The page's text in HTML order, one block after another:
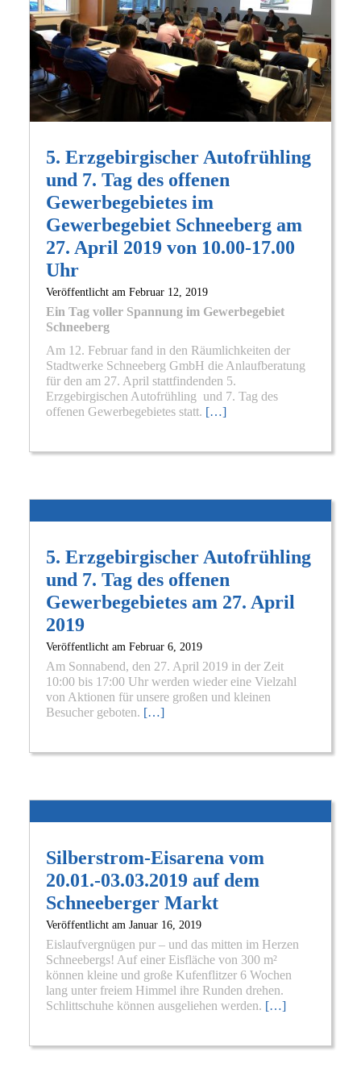
5. Erzgebirgischer Autofrühling
und 7. Tag des offenen
Gewerbegebietes im
Gewerbegebiet Schneeberg am
27. April 2019 von 10.00-17.00
Uhr
Veröffentlicht am Februar 12, 2019
Ein Tag voller Spannung im Gewerbegebiet
Schneeberg
Am 12. Februar fand in den Räumlichkeiten der
Stadtwerke Schneeberg GmbH die Anlaufberatung
für den am 27. April stattfindenden 5.
Erzgebirgischen Autofrühling und 7. Tag des
offenen Gewerbegebietes statt. […]
5. Erzgebirgischer Autofrühling
und 7. Tag des offenen
Gewerbegebietes am 27. April
2019
Veröffentlicht am Februar 6, 2019
Am Sonnabend, den 27. April 2019 in der Zeit
10:00 bis 17:00 Uhr werden wieder eine Vielzahl
von Aktionen für unsere großen und kleinen
Besucher geboten. […]
Silberstrom-Eisarena vom
20.01.-03.03.2019 auf dem
Schneeberger Markt
Veröffentlicht am Januar 16, 2019
Eislaufvergnügen pur – und das mitten im Herzen
Schneebergs! Auf einer Eisfläche von 300 m²
können kleine und große Kufenflitzer 6 Wochen
lang unter freiem Himmel ihre Runden drehen.
Schlittschuhe können ausgeliehen werden. […]